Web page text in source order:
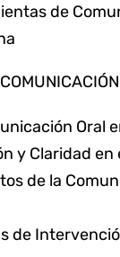
de
Oral
y Claridad en
de la
de